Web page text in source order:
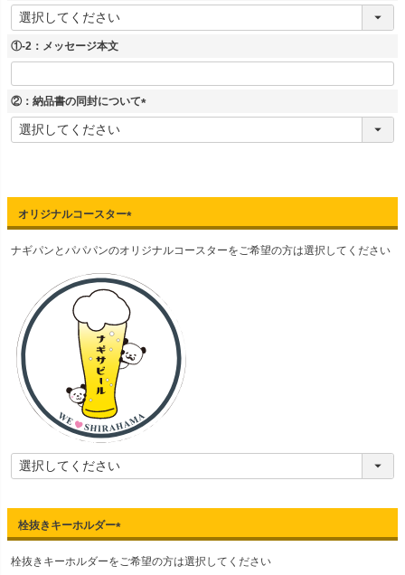
(
①-2：メッセージ本文
②：納品書の同封について
(
オリジナルコースター
(
必
)
ナギパンとパパパンのオリジナルコースターをご希望の方は選択してください
栓抜きキーホルダー
(
必
栓抜きキーホルダーをご希望の方は選択してください